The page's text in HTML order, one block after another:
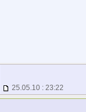
25.05.10 : 23:22